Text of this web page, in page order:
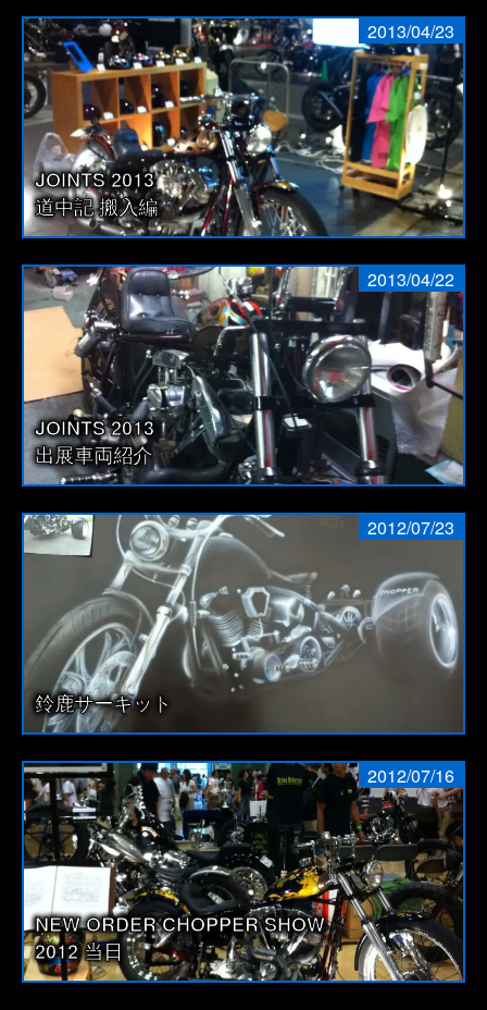
2013/04/23
JOINTS 2013
道中記 搬入編
2013/04/22
JOINTS 2013
出展車両紹介
2012/07/23
鈴鹿サーキット
2012/07/16
NEW ORDER CHOPPER SHOW
2012 当日